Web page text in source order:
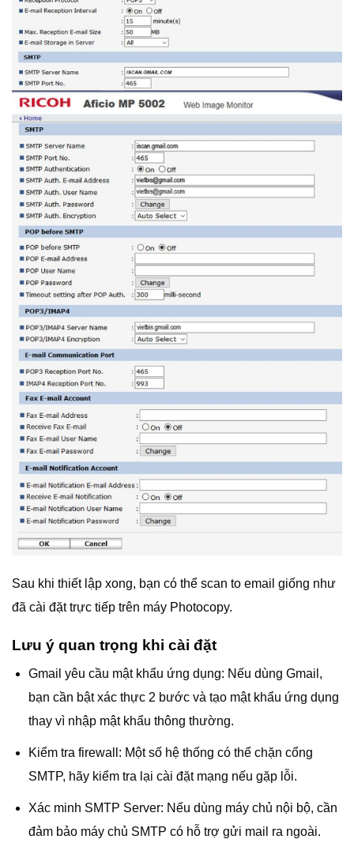
Sau khi thiết lập xong, bạn có thể scan to email giống như
đã cài đặt trực tiếp trên máy Photocopy.
Lưu ý quan trọng khi cài đặt
Gmail yêu cầu mật khẩu ứng dụng: Nếu dùng Gmail,
bạn cần bật xác thực 2 bước và tạo mật khẩu ứng dụng
thay vì nhập mật khẩu thông thường.
Kiểm tra firewall: Một số hệ thống có thể chặn cổng
SMTP, hãy kiểm tra lại cài đặt mạng nếu gặp lỗi.
Xác minh SMTP Server: Nếu dùng máy chủ nội bộ, cần
đảm bảo máy chủ SMTP có hỗ trợ gửi mail ra ngoài.